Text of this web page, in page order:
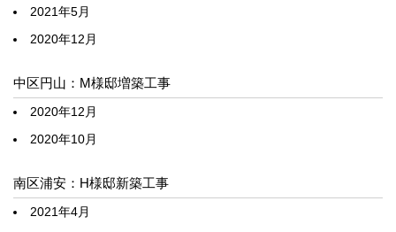
2021年5月
2020年12月
中区円山：M様邸増築工事
2020年12月
2020年10月
南区浦安：H様邸新築工事
2021年4月